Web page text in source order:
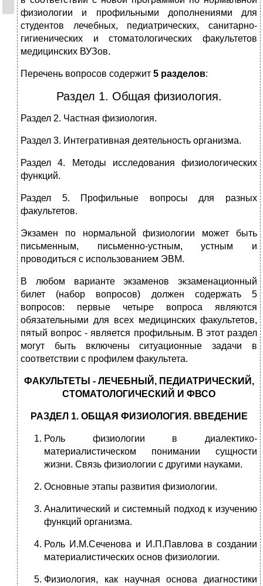
физиологии и профильными дополнениями для
студентов лечебных, педиатрических, санитарно-
гигиенических и стоматологических факультетов
медицинских ВУЗов.
Перечень вопросов содержит 5 разделов:
Раздел 1. Общая физиология.
Раздел 2. Частная физиология.
Раздел 3. Интегративная деятельность организма.
Раздел 4. Методы исследования физиологических
функций.
Раздел 5. Профильные вопросы для разных
факультетов.
Экзамен по нормальной физиологии может быть
письменным, письменно-устным, устным и
проводиться с использованием ЭВМ.
В любом варианте экзаменов экзаменационный
билет (набор вопросов) должен содержать 5
вопросов: первые четыре вопроса являются
обязательными для всех медицинских факультетов,
пятый вопрос - является профильным. В этот раздел
могут быть включены ситуационные задачи в
соответствии с профилем факультета.
ФАКУЛЬТЕТЫ - ЛЕЧЕБНЫЙ, ПЕДИАТРИЧЕСКИЙ,
СТОМАТОЛОГИЧЕСКИЙ И ФВСО
РАЗДЕЛ 1. ОБЩАЯ ФИЗИОЛОГИЯ. ВВЕДЕНИЕ
Роль физиологии в диалектико-
материалистическом понимании сущности
жизни. Связь физиологии с другими науками.
Основные этапы развития физиологии.
Аналитический и системный подход к изучению
функций организма.
Роль И.М.Сеченова и И.П.Павлова в создании
материалистических основ физиологии.
Физиология, как научная основа диагностики